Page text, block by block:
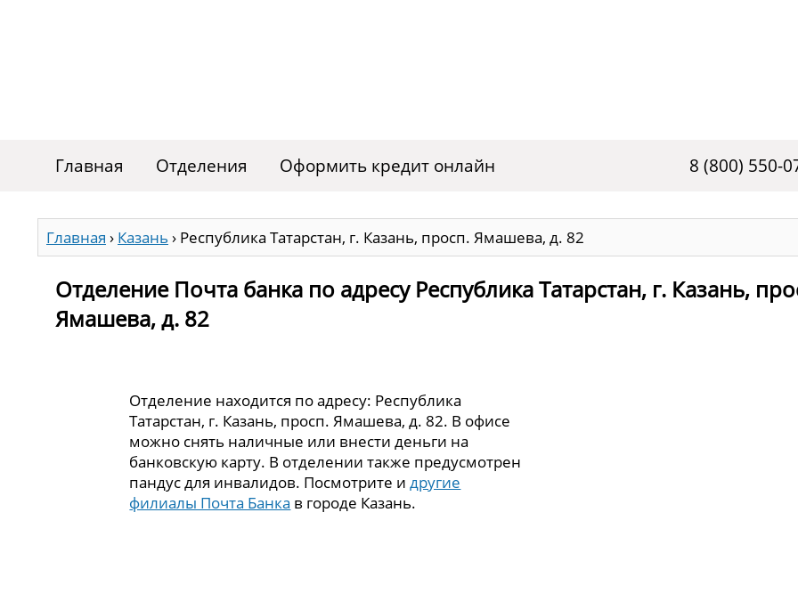
Главная Отделения Оформить кредит онлайн 8 (800) 550-
Главная › Казань › Республика Татарстан, г. Казань, просп. Ямашева, д. 82
Отделение Почта банка по адресу Республика Татарстан, г. Казань,
Ямашева, д. 82
Отделение находится по адресу: Республика
Татарстан, г. Казань, просп. Ямашева, д. 82. В офисе
можно снять наличные или внести деньги на
банковскую карту. В отделении также предусмотрен
пандус для инвалидов. Посмотрите идругие
филиалы Почта Банка в городе Казань.